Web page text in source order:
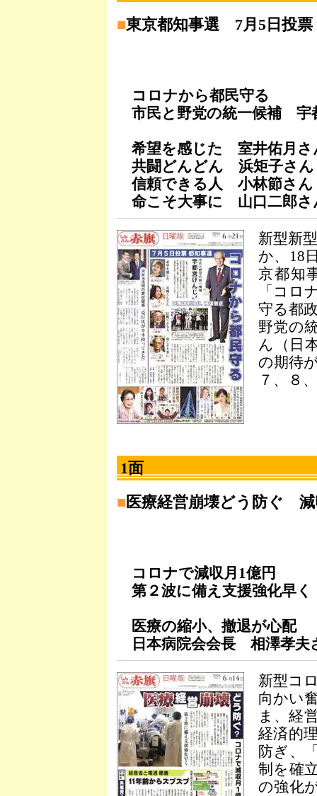
■東京都知事選 7月5日投票
コロナから都民守る
市民と野党の統一候補 宇
希望を感じた 室井佑月さ
共闘どんどん 浜矩子さん
信頼できる人 小林節さん
命こそ大事に 山口二郎さ
新型新
か、18
京都知
「コロ
守る都
野党の
ん（日
の期待
７、８
1面
■医療経営崩壊どう防ぐ
コロナで減収月1億円
第２波に備え支援強化早く
医療の縮小、撤退が心配
日本病院会会長 相澤孝夫
新型コ
向かい
ま、経
経済的
防ぎ、
制を確
の強化